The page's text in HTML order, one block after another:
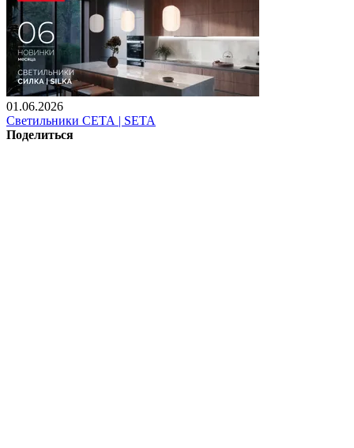
01.06.2026
Светильники СЕТА | SETA
Поделиться